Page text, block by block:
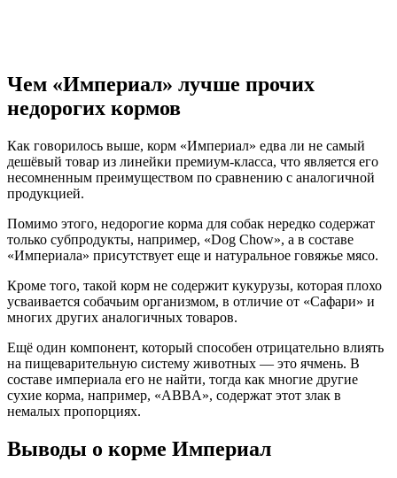
Чем «Империал» лучше прочих
недорогих кормов
Как говорилось выше, корм «Империал» едва ли не самый
дешёвый товар из линейки премиум-класса, что является его
несомненным преимуществом по сравнению с аналогичной
продукцией.
Помимо этого, недорогие корма для собак нередко содержат
только субпродукты, например, «Dog Chow», а в составе
«Империала» присутствует еще и натуральное говяжье мясо.
Кроме того, такой корм не содержит кукурузы, которая плохо
усваивается собачьим организмом, в отличие от «Сафари» и
многих других аналогичных товаров.
Ещё один компонент, который способен отрицательно влиять
на пищеварительную систему животных — это ячмень. В
составе империала его не найти, тогда как многие другие
сухие корма, например, «ABBA», содержат этот злак в
немалых пропорциях.
Выводы о корме Империал